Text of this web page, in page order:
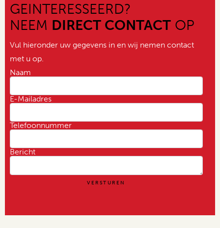
GEINTERESSEERD?
NEEM DIRECT CONTACT OP
Vul hieronder uw gegevens in en wij nemen contact
met u op.
Naam
E-Mailadres
Telefoonnummer
Bericht